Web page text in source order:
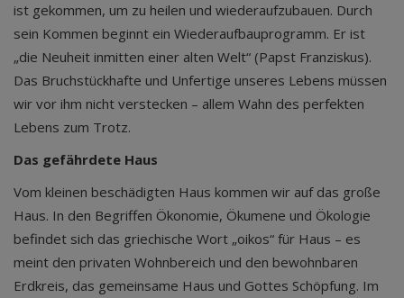
ist gekommen, um zu heilen und wiederaufzubauen. Durch
sein Kommen beginnt ein Wiederaufbauprogramm. Er ist
„die Neuheit inmitten einer alten Welt“ (Papst Franziskus).
Das Bruchstückhafte und Unfertige unseres Lebens müssen
wir vor ihm nicht verstecken – allem Wahn des perfekten
Lebens zum Trotz.
Das gefährdete Haus
Vom kleinen beschädigten Haus kommen wir auf das große
Haus. In den Begriffen Ökonomie, Ökumene und Ökologie
befindet sich das griechische Wort „oikos“ für Haus – es
meint den privaten Wohnbereich und den bewohnbaren
Erdkreis, das gemeinsame Haus und Gottes Schöpfung. Im